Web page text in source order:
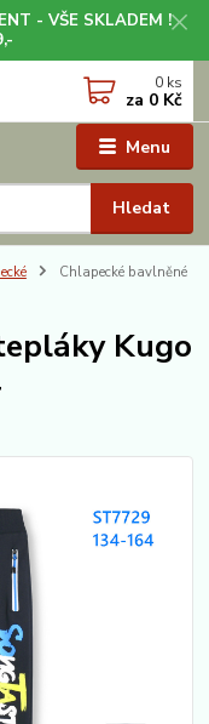
- VŠE SKLADEM !
Menu
Hledat
0 ks
za 0 Kč
Chlapecké bavlněné
Kugo